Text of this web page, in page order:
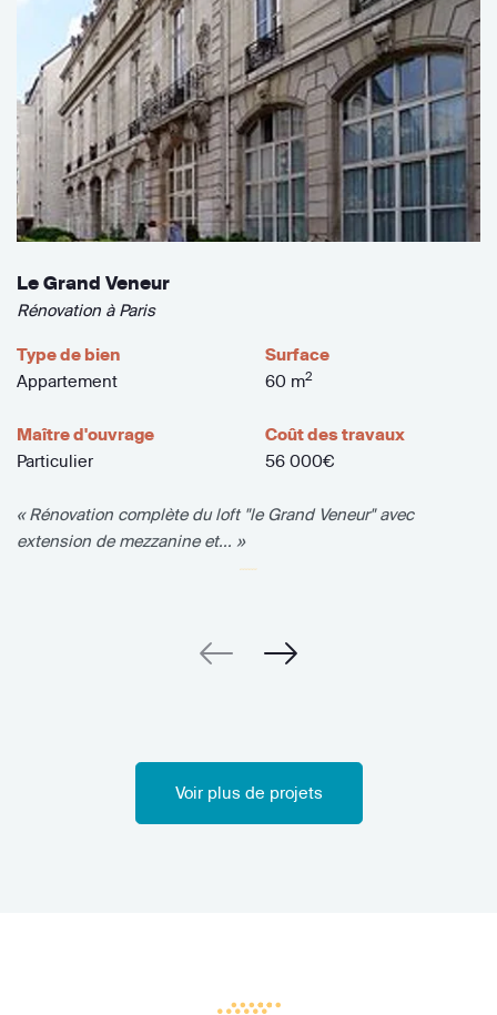
Le Grand Veneur
Rénovation à Paris
Type de bien
Appartement
Surface
60 m2
Maître d'ouvrage
Particulier
Coût des travaux
56 000€
« Rénovation complète du loft "le Grand Veneur" avec
extension de mezzanine et... »
Voir plus de projets